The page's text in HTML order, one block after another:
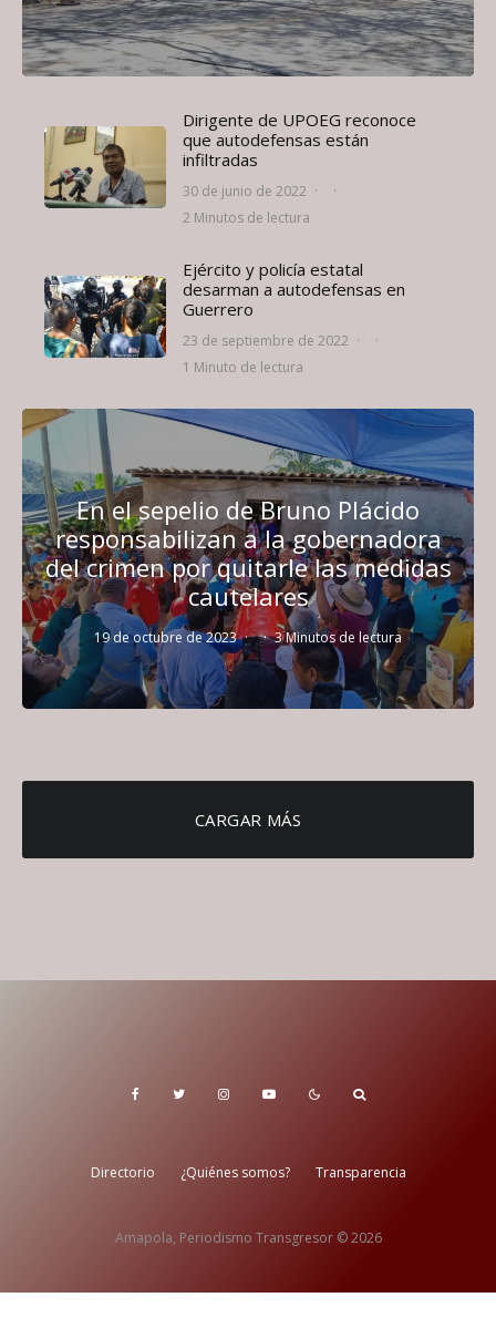
Dirigente de UPOEG reconoce
que autodefensas están
infiltradas
30 de junio de 2022 ·
·
2 Minutos de lectura
Ejército y policía estatal
desarman a autodefensas en
Guerrero
23 de septiembre de 2022 ·
·
1 Minuto de lectura
En el sepelio de Bruno Plácido
responsabilizan a la gobernadora
del crimen por quitarle las medidas
cautelares
19 de octubre de 2023 · · 3 Minutos de lectura
CARGAR MÁS
Directorio ¿Quiénes somos? Transparencia
Amapola, Periodismo Transgresor © 2026